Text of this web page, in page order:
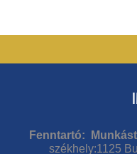
Fenntartó:
székhely:1125